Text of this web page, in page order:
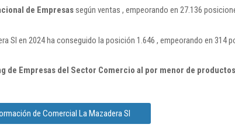
de Empresassegún ventas , empeorando en 27.136
Sl en 2024 ha conseguido la posición 1.646 , empeorando en 314
de Empresas del Sector Comercio al por menor de
de Comercial La Mazadera Sl